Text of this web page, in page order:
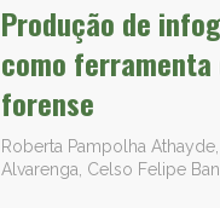
Produção de
como
forense
Roberta Pampolha
Alvarenga, Celso Felipe